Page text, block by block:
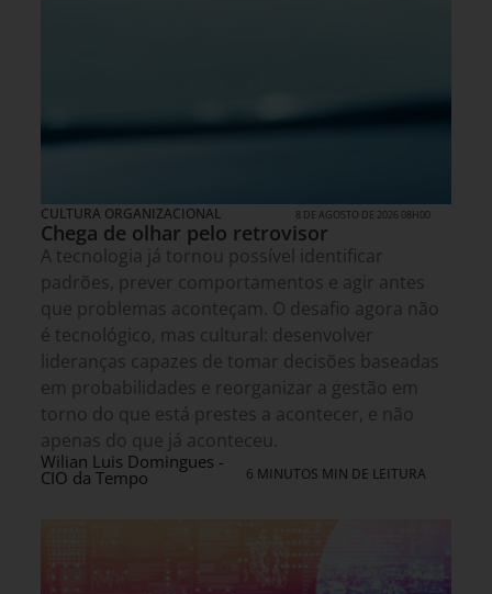
CULTURA ORGANIZACIONAL 8 DE AGOSTO DE 2026 08H00
Chega de olhar pelo retrovisor
A tecnologia já tornou possível identificar
padrões, prever comportamentos e agir antes
que problemas aconteçam. O desafio agora não
é tecnológico, mas cultural: desenvolver
lideranças capazes de tomar decisões baseadas
em probabilidades e reorganizar a gestão em
torno do que está prestes a acontecer, e não
apenas do que já aconteceu.
Wilian Luis Domingues -
CIO da Tempo 6 MINUTOS MIN DE LEITURA